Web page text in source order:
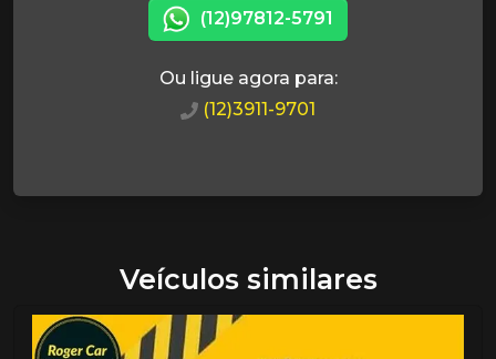
(12)97812-5791
Ou ligue agora para:
(12)3911-9701
Veículos similares